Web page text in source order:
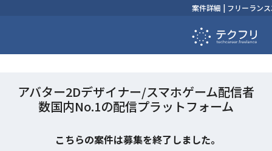
案件詳細 | フリーラン
アバター2Dデザイナー/スマホゲーム配信者
数国内No.1の配信プラットフォーム
こちらの案件は募集を終了しました。